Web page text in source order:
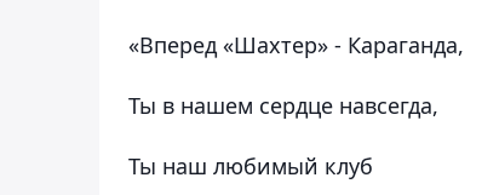
«Вперед «Шахтер» - Караганда,
Ты в нашем сердце навсегда,
Ты наш любимый клуб